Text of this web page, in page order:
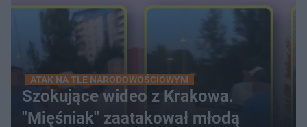
ATAK NA TLE NARODOWOŚCIOWYM
Szokujące wideo z Krakowa.
"Mięśniak" zaatakował młodą